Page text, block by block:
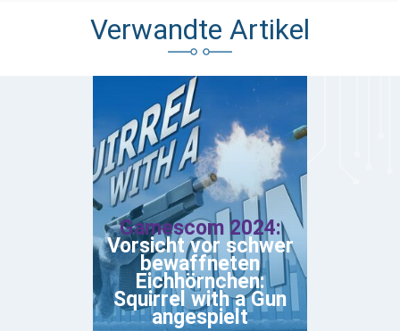
Verwandte Artikel
Gamescom 2024:
Vorsicht vor schwer
bewaffneten
Eichhörnchen:
Squirrel with a Gun
angespielt